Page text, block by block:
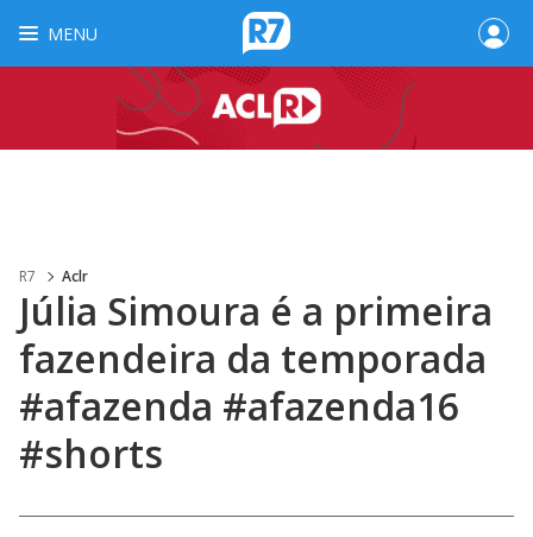
MENU
R7 Aclr
Júlia Simoura é a primeira
fazendeira da temporada
#afazenda #afazenda16
#shorts